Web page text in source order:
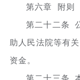
第六章 附则
第二十二条
助人民法院等有
资金。
第二十三条